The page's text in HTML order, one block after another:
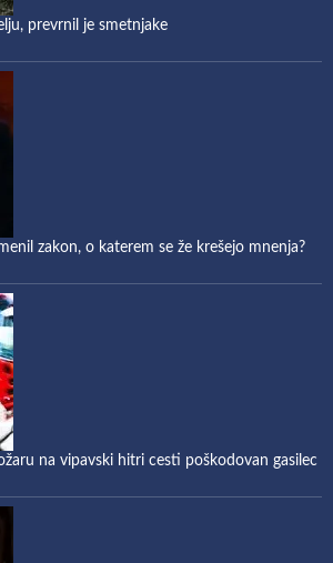
prevrnil je smetnjake
zakon, o katerem se že krešejo mnenja?
na vipavski hitri cesti poškodovan gasilec